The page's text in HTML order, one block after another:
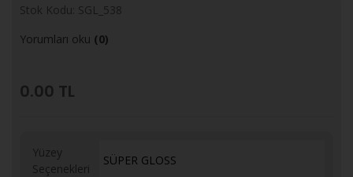
Stok Kodu: SGL_538
Yorumları oku (0)
0.00 TL
Yüzey
Seçenekleri
SÜPER GLOSS